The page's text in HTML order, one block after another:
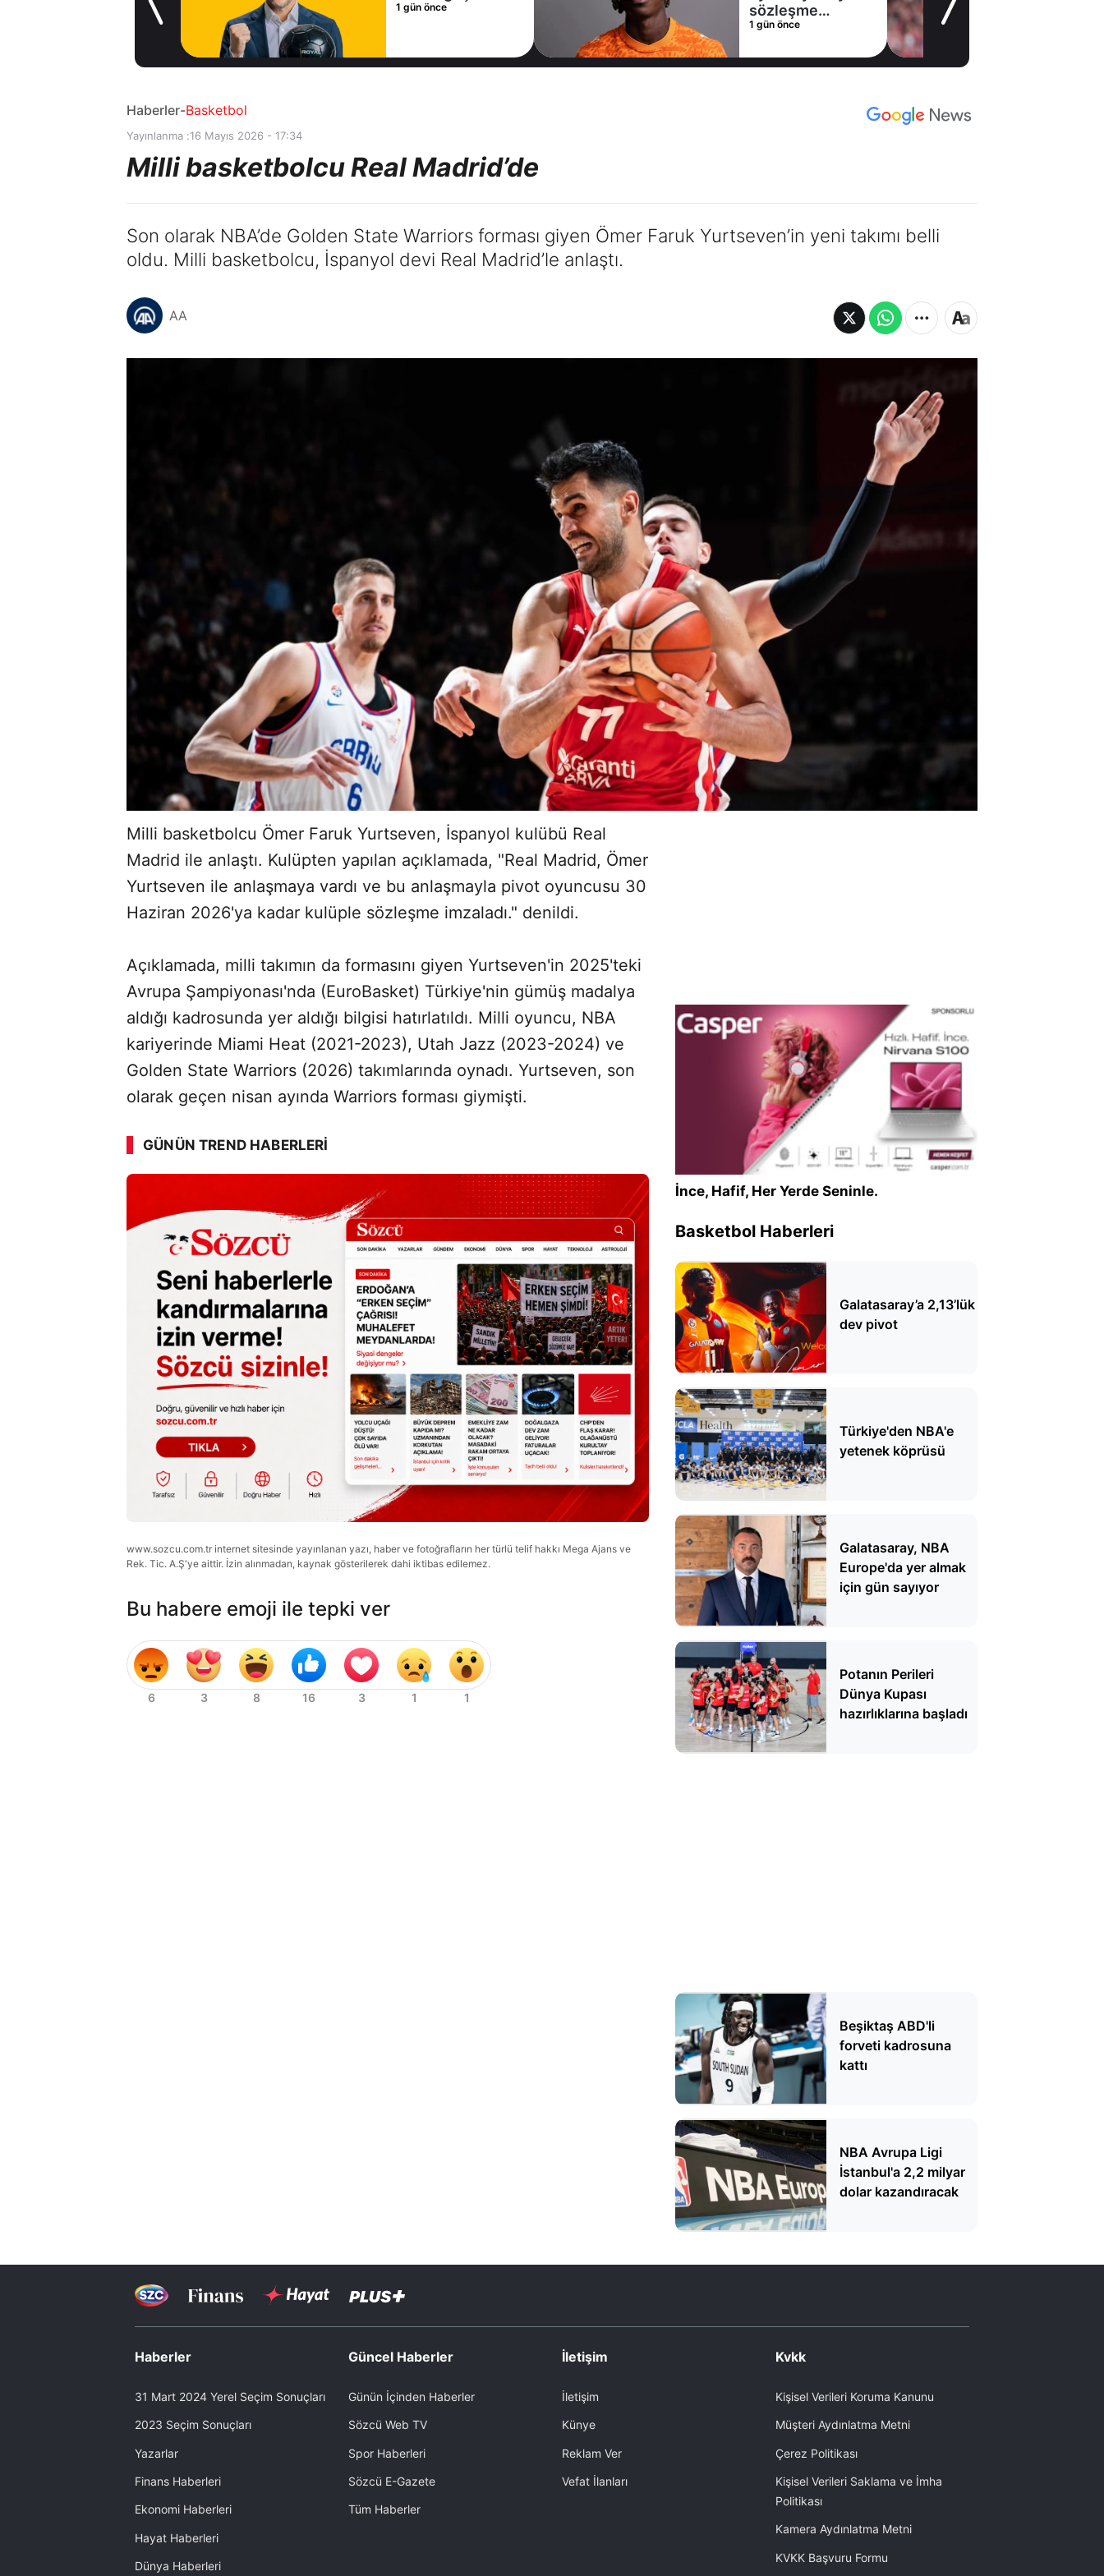
1 gün önce
sözleşme
imzaladı
1 gün önce
Haberler-Basketbol
Yayınlanma :16 Mayıs 2026 - 17:34
Milli basketbolcu Real Madrid’de
Son olarak NBA’de Golden State Warriors forması giyen Ömer Faruk Yurtseven’in yeni takımı belli
oldu. Milli basketbolcu, İspanyol devi Real Madrid’le anlaştı.
AA
Milli basketbolcu Ömer Faruk Yurtseven, İspanyol kulübü Real
Madrid ile anlaştı. Kulüpten yapılan açıklamada, "Real Madrid, Ömer
Yurtseven ile anlaşmaya vardı ve bu anlaşmayla pivot oyuncusu 30
Haziran 2026'ya kadar kulüple sözleşme imzaladı." denildi.
Açıklamada, milli takımın da formasını giyen Yurtseven'in 2025'teki
Avrupa Şampiyonası'nda (EuroBasket) Türkiye'nin gümüş madalya
aldığı kadrosunda yer aldığı bilgisi hatırlatıldı. Milli oyuncu, NBA
kariyerinde Miami Heat (2021-2023), Utah Jazz (2023-2024) ve
Golden State Warriors (2026) takımlarında oynadı. Yurtseven, son
olarak geçen nisan ayında Warriors forması giymişti.
GÜNÜN TREND HABERLERI
www.sozcu.com.tr internet sitesinde yayınlanan yazı, haber ve fotoğrafların her türlü telif hakkı Mega Ajans ve
Rek. Tic. A.Ş'ye aittir. İzin alınmadan, kaynak gösterilerek dahi iktibas edilemez.
Bu habere emoji ile tepki ver
İnce, Hafif, Her Yerde Seninle.
Basketbol Haberleri
Galatasaray’a 2,13’lük
dev pivot
Türkiye'den NBA'e
yetenek köprüsü
Galatasaray, NBA
Europe'da yer almak
için gün sayıyor
Potanın Perileri
Dünya Kupası
hazırlıklarına başladı
Beşiktaş ABD'li
forveti kadrosuna
kattı
NBA Avrupa Ligi
İstanbul'a 2,2 milyar
dolar kazandıracak
Haberler
31 Mart 2024 Yerel Seçim Sonuçları
2023 Seçim Sonuçları
Yazarlar
Finans Haberleri
Ekonomi Haberleri
Hayat Haberleri
Dünya Haberleri
Güncel Haberler
Günün İçinden Haberler
Sözcü Web TV
Spor Haberleri
Sözcü E-Gazete
Tüm Haberler
İletişim
İletişim
Künye
Reklam Ver
Vefat İlanları
Kvkk
Kişisel Verileri Koruma Kanunu
Müşteri Aydınlatma Metni
Çerez Politikası
Kişisel Verileri Saklama ve İmha
Politikası
Kamera Aydınlatma Metni
KVKK Başvuru Formu